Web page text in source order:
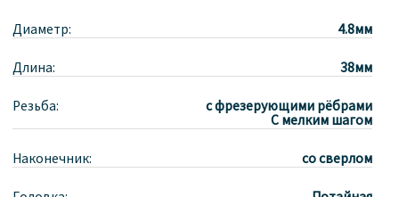
Диаметр: 4.8мм
Длина: 38мм
Резьба:
с фрезерующими рёбрами
С мелким шагом
Наконечник: со сверлом